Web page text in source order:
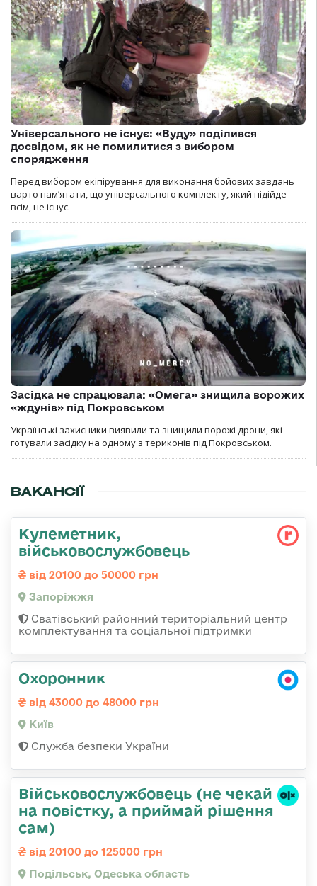
Універсального не існує: «Вуду» поділився
досвідом, як не помилитися з вибором
спорядження
Перед вибором екіпірування для виконання бойових завдань
варто пам’ятати, що універсального комплекту, який підійде
всім, не існує.
Засідка не спрацювала: «Омега» знищила ворожих
«ждунів» під Покровськом
Українські захисники виявили та знищили ворожі дрони, які
готували засідку на одному з териконів під Покровськом.
ВАКАНСІЇ
Кулеметник,
військовослужбовець
від 20100 до 50000 грн
Запоріжжя
Сватівський районний територіальний центр
комплектування та соціальної підтримки
Охоронник
від 43000 до 48000 грн
Київ
Служба безпеки України
Військовослужбовець (не чекай
на повістку, а приймай рішення
сам)
від 20100 до 125000 грн
Подільськ, Одеська область